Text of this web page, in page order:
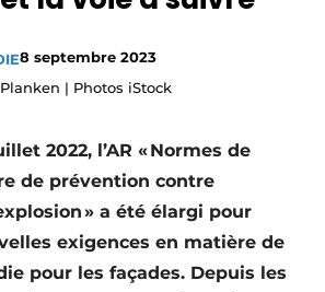
8 septembre 2023
| Photos iStock
2022, l’AR « Normes de
de prévention contre
» a été élargi pour
exigences en matière de
pour les façades. Depuis les